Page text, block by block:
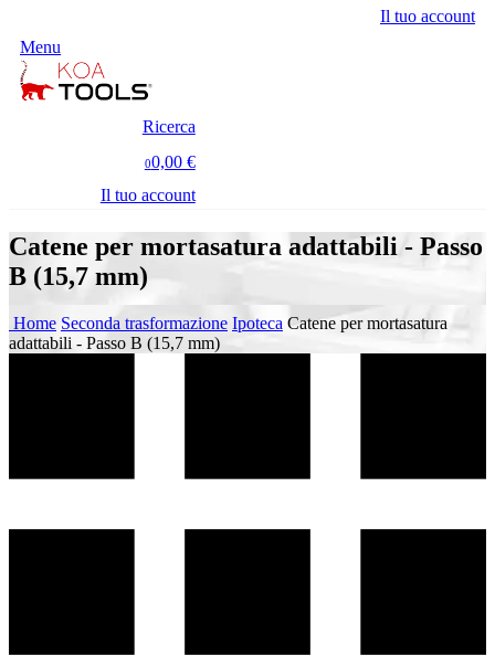
Il tuo account
Menu
Ricerca
00,00 €
Il tuo account
Catene per mortasatura adattabili - Passo
B (15,7 mm)
Home Seconda trasformazione Ipoteca Catene per mortasatura
adattabili - Passo B (15,7 mm)